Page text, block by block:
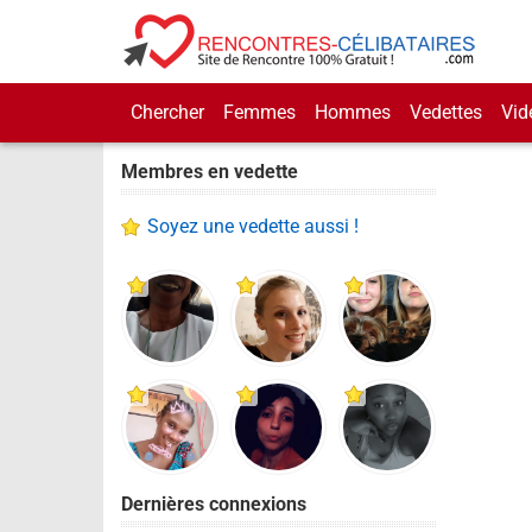
Chercher Femmes Hommes Vedettes
Membres en vedette
Soyez une vedette aussi !
Dernières connexions